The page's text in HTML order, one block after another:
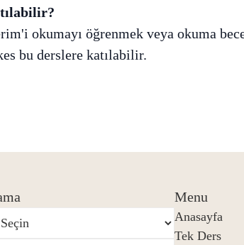
okumayı öğrenmek veya okuma
bu derslere katılabilir.
Menu
Anasayfa
Tek Ders